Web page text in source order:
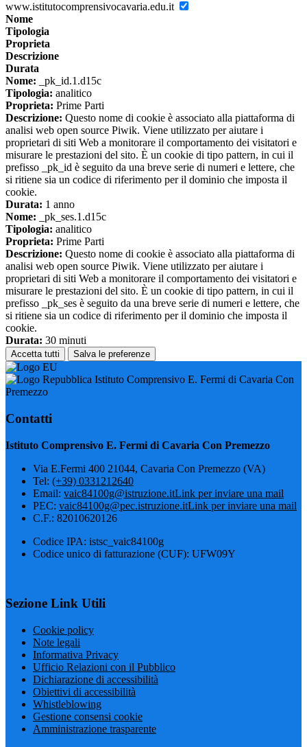
www.istitutocomprensivocavaria.edu.it
Nome
Tipologia
Proprieta
Descrizione
Durata
Nome: _pk_id.1.d15c
Tipologia: analitico
Proprieta: Prime Parti
Descrizione: Questo nome di cookie è associato alla piattaforma di
analisi web open source Piwik. Viene utilizzato per aiutare i
proprietari di siti Web a monitorare il comportamento dei visitatori e
misurare le prestazioni del sito. È un cookie di tipo pattern, in cui il
prefisso _pk_id è seguito da una breve serie di numeri e lettere, che
si ritiene sia un codice di riferimento per il dominio che imposta il
cookie.
Durata: 1 anno
Nome: _pk_ses.1.d15c
Tipologia: analitico
Proprieta: Prime Parti
Descrizione: Questo nome di cookie è associato alla piattaforma di
analisi web open source Piwik. Viene utilizzato per aiutare i
proprietari di siti Web a monitorare il comportamento dei visitatori e
misurare le prestazioni del sito. È un cookie di tipo pattern, in cui il
prefisso _pk_ses è seguito da una breve serie di numeri e lettere, che
si ritiene sia un codice di riferimento per il dominio che imposta il
cookie.
Durata: 30 minuti
Accetta tutti Salva le preferenze
Istituto Comprensivo E. Fermi di Cavaria Con
Premezzo
Contatti
Istituto Comprensivo E. Fermi di Cavaria Con Premezzo
Via E.Fermi 400 21044, Cavaria Con Premezzo (VA)
Tel: (+39) 0331212640
Email: vaic84100g@istruzione.itLink per inviare una mail
PEC: vaic84100g@pec.istruzione.itLink per inviare una mail
C.F.: 82010620126
Codice IPA: istsc_vaic84100g
Codice unico di fatturazione (CUF): UFW09Y
Sezione Link Utili
Cookie policy
Note legali
Informativa Privacy
Ufficio Relazioni con il Pubblico
Dichiarazione di accessibilità
Obiettivi di accessibilità
Whistleblowing
Gestione consensi cookie
Amministrazione trasparente